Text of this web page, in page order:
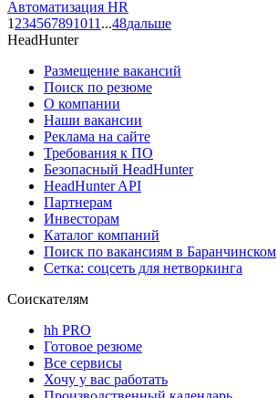
Автоматизация HR
1 234567891011 ...48дальше
HeadHunter
Размещение вакансий
Поиск по резюме
О компании
Наши вакансии
Реклама на сайте
Требования к ПО
Безопасный HeadHunter
HeadHunter API
Партнерам
Инвесторам
Каталог компаний
Поиск по вакансиям в Баранчинском
Сетка: соцсеть для нетворкинга
Соискателям
hh PRO
Готовое резюме
Все сервисы
Хочу у вас работать